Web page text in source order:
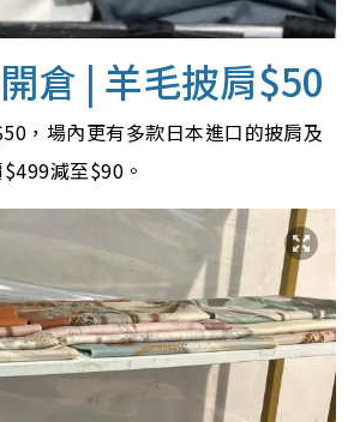
倉 | 羊毛披肩$50
，場內更有多款日本進口的披肩及
減至$90。